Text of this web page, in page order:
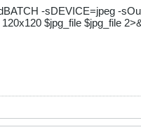
-sDEVICE=jpeg -
$jpg_file $jpg_file